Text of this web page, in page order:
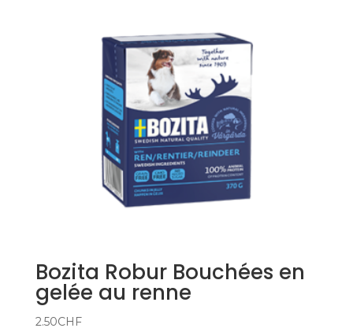
Bozita Robur Bouchées en
gelée au renne
2.50CHF